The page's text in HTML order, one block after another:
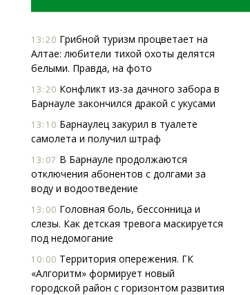
13:20 Грибной туризм процветает на
Алтае: любители тихой охоты делятся
белыми. Правда, на фото
13:20 Конфликт из-за дачного забора в
Барнауле закончился дракой с укусами
13:10 Барнаулец закурил в туалете
самолета и получил штраф
13:07 В Барнауле продолжаются
отключения абонентов с долгами за
воду и водоотведение
13:00 Головная боль, бессонница и
слезы. Как детская тревога маскируется
под недомогание
10:00 Территория опережения. ГК
«Алгоритм» формирует новый
городской район с горизонтом развития